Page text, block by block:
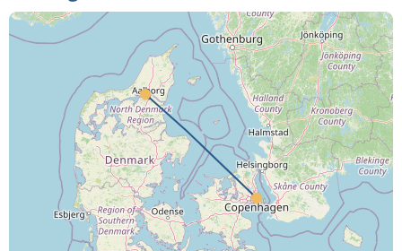
Sep 1 KøbenhavnAalborg
Aalborg København
KøbenhavnAalborg
2 152 kr
AalborgKøbenhavn
KøbenhavnAalborg
1 157 kr
AalborgKøbenhavn 2 152 kr